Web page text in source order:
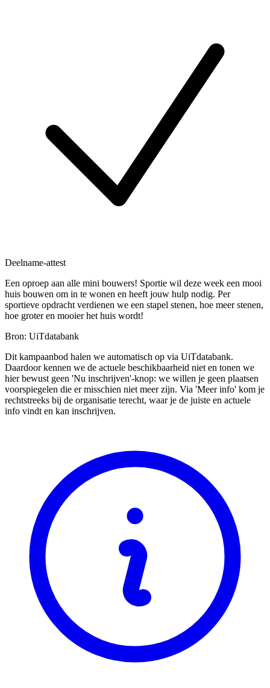
Deelname-attest
Een oproep aan alle mini bouwers! Sportie wil deze week een mooi
huis bouwen om in te wonen en heeft jouw hulp nodig. Per
sportieve opdracht verdienen we een stapel stenen, hoe meer stenen,
hoe groter en mooier het huis wordt!
Bron: UiTdatabank
Dit kampaanbod halen we automatisch op via UiTdatabank.
Daardoor kennen we de actuele beschikbaarheid niet en tonen we
hier bewust geen 'Nu inschrijven'-knop: we willen je geen plaatsen
voorspiegelen die er misschien niet meer zijn. Via 'Meer info' kom je
rechtstreeks bij de organisatie terecht, waar je de juiste en actuele
info vindt en kan inschrijven.